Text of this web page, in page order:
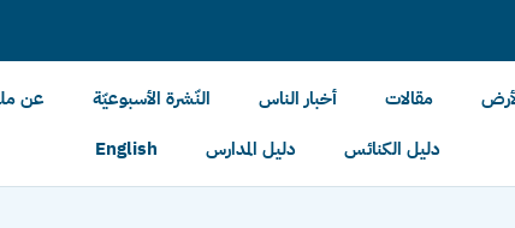
مقالات أخبار الناس النّشرة الأسبوعيّة عن
دليل الكنائس
دليل المدارس English